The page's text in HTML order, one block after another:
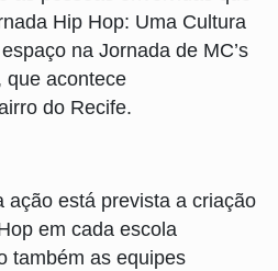
Hip Hop: Uma Cultura
na Jornada de MC’s
que acontece
do Recife.
ação está prevista a criação
em cada escola
também as equipes